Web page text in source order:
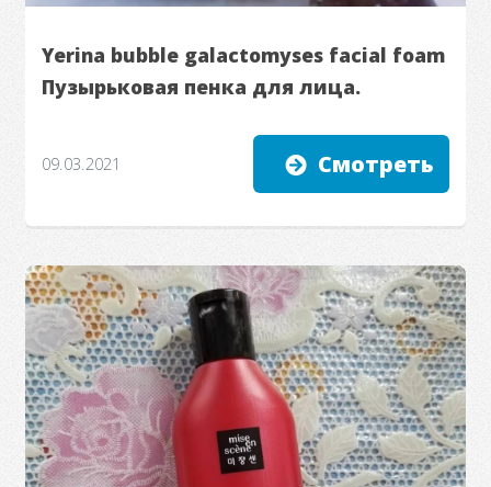
Yerina bubble galactomyses facial foam
Пузырьковая пенка для лица. ᅠ
09.03.2021 Смотреть